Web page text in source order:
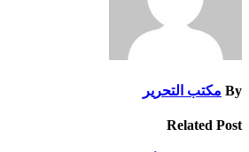
By مكتب التحرير
Related Post